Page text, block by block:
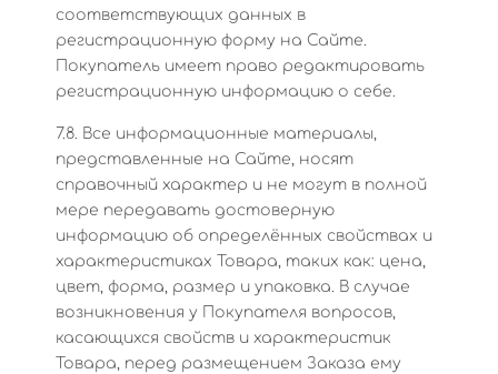
соответствующих данных в
регистрационную форму на Сайте.
Покупатель имеет право редактировать
регистрационную информацию о себе.
7.8. Все информационные материалы,
представленные на Сайте, носят
справочный характер и не могут в полной
мере передавать достоверную
информацию об определённых свойствах и
характеристиках Товара, таких как: цена,
цвет, форма, размер и упаковка. В случае
возникновения у Покупателя вопросов,
касающихся свойств и характеристик
Товара, перед размещением Заказа ему